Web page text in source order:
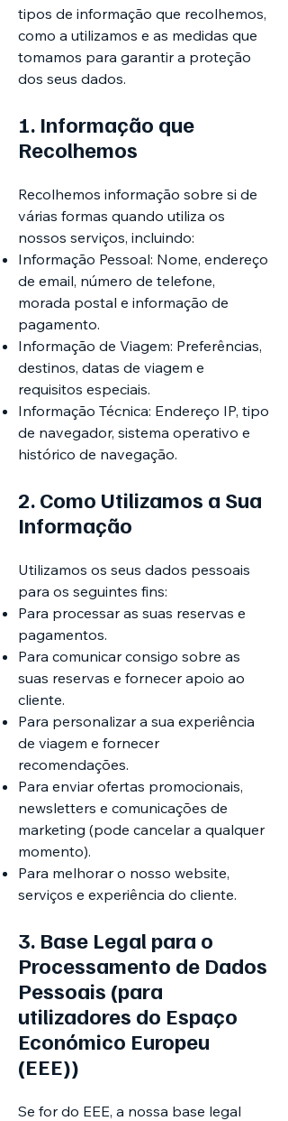
tipos de informação que recolhemos,
como a utilizamos e as medidas que
tomamos para garantir a proteção
dos seus dados.
1. Informação que
Recolhemos
Recolhemos informação sobre si de
várias formas quando utiliza os
nossos serviços, incluindo:
Informação Pessoal: Nome, endereço
de email, número de telefone,
morada postal e informação de
pagamento.
Informação de Viagem: Preferências,
destinos, datas de viagem e
requisitos especiais.
Informação Técnica: Endereço IP, tipo
de navegador, sistema operativo e
histórico de navegação.
2. Como Utilizamos a Sua
Informação
Utilizamos os seus dados pessoais
para os seguintes fins:
Para processar as suas reservas e
pagamentos.
Para comunicar consigo sobre as
suas reservas e fornecer apoio ao
cliente.
Para personalizar a sua experiência
de viagem e fornecer
recomendações.
Para enviar ofertas promocionais,
newsletters e comunicações de
marketing (pode cancelar a qualquer
momento).
Para melhorar o nosso website,
serviços e experiência do cliente.
3. Base Legal para o
Processamento de Dados
Pessoais (para
utilizadores do Espaço
Económico Europeu
(EEE))
Se for do EEE, a nossa base legal